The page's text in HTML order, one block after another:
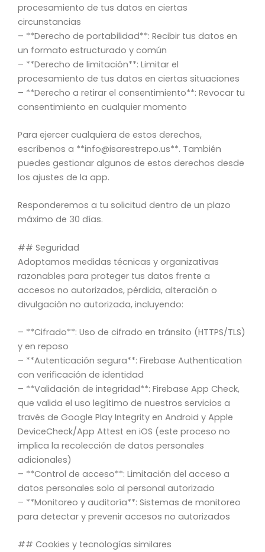
procesamiento de tus datos en ciertas
circunstancias
– **Derecho de portabilidad**: Recibir tus datos en
un formato estructurado y común
– **Derecho de limitación**: Limitar el
procesamiento de tus datos en ciertas situaciones
– **Derecho a retirar el consentimiento**: Revocar tu
consentimiento en cualquier momento
Para ejercer cualquiera de estos derechos,
escríbenos a **info@isarestrepo.us**. También
puedes gestionar algunos de estos derechos desde
los ajustes de la app.
Responderemos a tu solicitud dentro de un plazo
máximo de 30 días.
## Seguridad
Adoptamos medidas técnicas y organizativas
razonables para proteger tus datos frente a
accesos no autorizados, pérdida, alteración o
divulgación no autorizada, incluyendo:
– **Cifrado**: Uso de cifrado en tránsito (HTTPS/TLS)
y en reposo
– **Autenticación segura**: Firebase Authentication
con verificación de identidad
– **Validación de integridad**: Firebase App Check,
que valida el uso legítimo de nuestros servicios a
través de Google Play Integrity en Android y Apple
DeviceCheck/App Attest en iOS (este proceso no
implica la recolección de datos personales
adicionales)
– **Control de acceso**: Limitación del acceso a
datos personales solo al personal autorizado
– **Monitoreo y auditoría**: Sistemas de monitoreo
para detectar y prevenir accesos no autorizados
## Cookies y tecnologías similares